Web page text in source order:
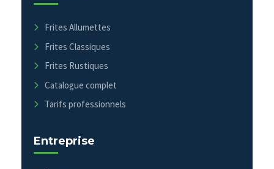
Frites Allumettes
Frites Classiques
Frites Rustiques
Catalogue complet
Tarifs professionnels
Entreprise